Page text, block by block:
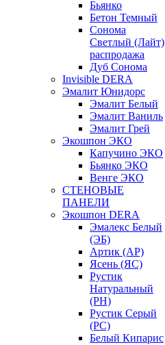
Бьянко
Бетон Темный
Сонома
Светлый (Лайт)
распродажа
Дуб Сонома
Invisible DERA
Эмалит Юнидорс
Эмалит Белый
Эмалит Ваниль
Эмалит Грей
Экошпон ЭКО
Капучино ЭКО
Бьянко ЭКО
Венге ЭКО
СТЕНОВЫЕ
ПАНЕЛИ
Экошпон DERA
Эмалекс Белый
(ЭБ)
Артик (АР)
Ясень (ЯС)
Рустик
Натуральный
(РН)
Рустик Серый
(РС)
Белый Кипарис